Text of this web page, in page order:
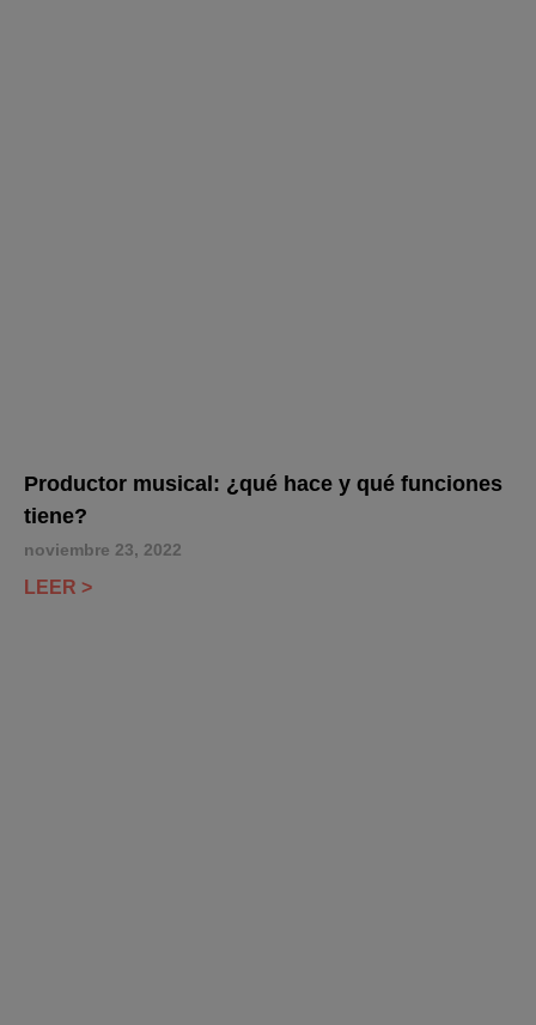
Productor musical: ¿qué hace y qué funciones
tiene?
noviembre 23, 2022
LEER >